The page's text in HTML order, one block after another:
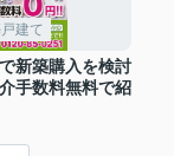
建て
新築購入を検討
手数料無料で紹